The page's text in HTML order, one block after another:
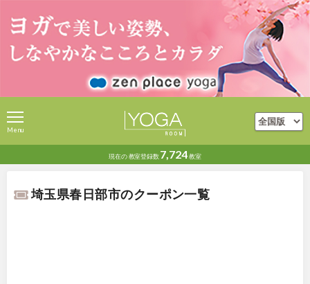
現在の教室登録数 7,724教室
Menu
埼玉県春日部市のクーポン一覧